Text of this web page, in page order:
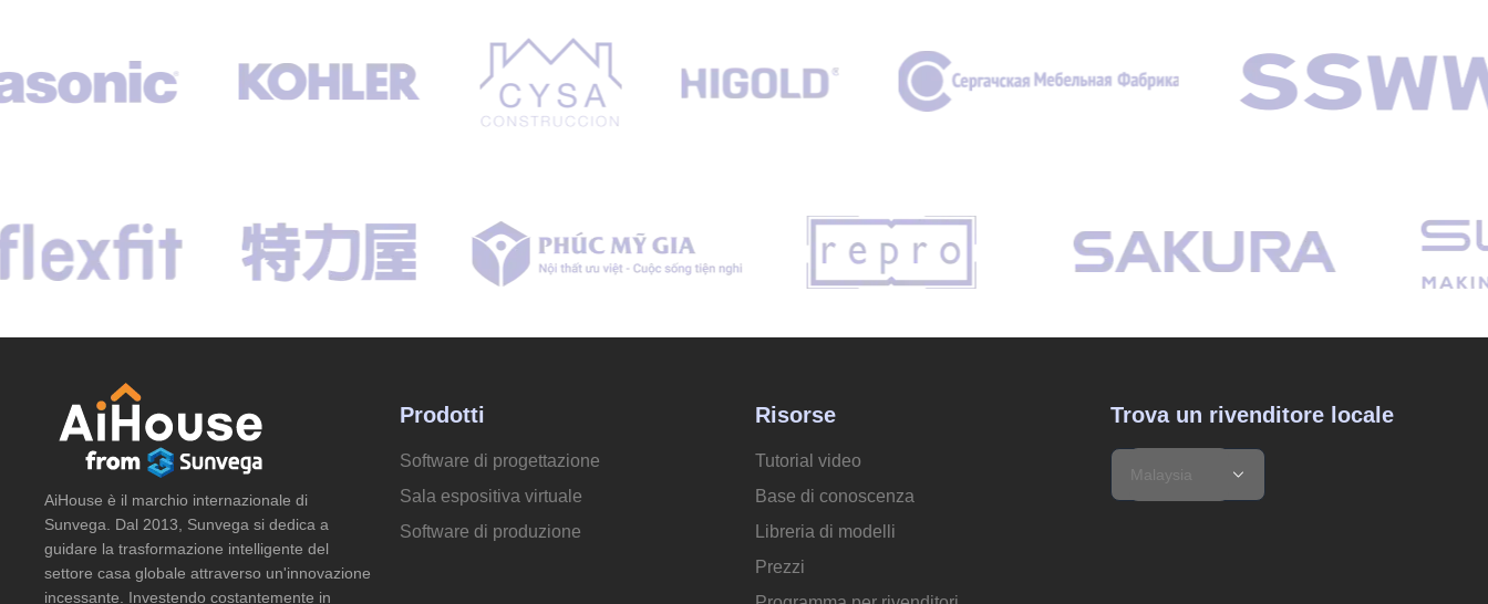
AiHouse è il marchio internazionale di
Sunvega. Dal 2013, Sunvega si dedica a
guidare la trasformazione intelligente del
settore casa globale attraverso un'innovazione
incessante. Investendo costantemente in
Prodotti
Software di progettazione
Sala espositiva virtuale
Software di produzione
Risorse
Tutorial video
Base di conoscenza
Libreria di modelli
Prezzi
Trova un rivenditore locale